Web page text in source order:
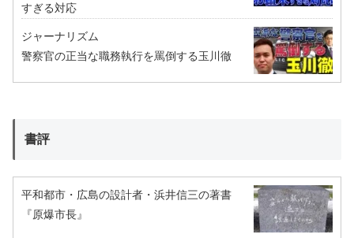
すぎる対応
ジャーナリズム
警察官の正当な職務執行を罵倒する玉川徹
書評
平和都市・広島の設計者・浜井信三の著書
『原爆市長』